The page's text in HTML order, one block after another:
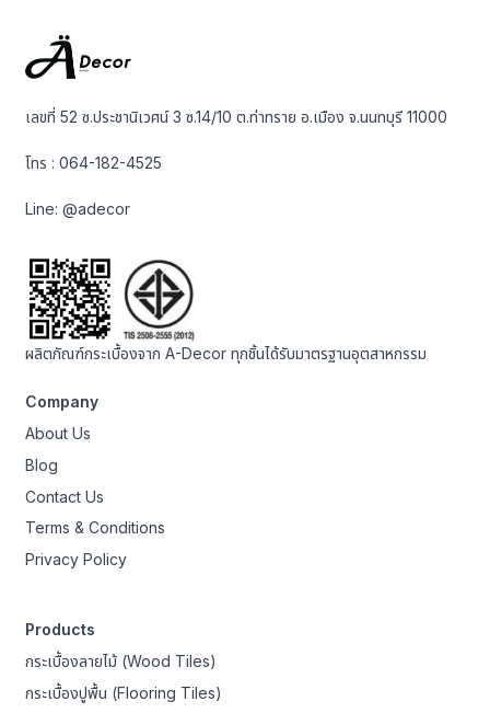
เลขที่ 52 ซ.ประชานิเวศน์ 3 ซ.14/10 ต.ท่าทราย อ.เมือง จ.นนทบุรี 11000
โทร :064-182-4525
Line:@adecor
ผลิตภัณฑ์กระเบื้องจาก A-Decor ทุกชิ้นได้รับมาตรฐานอุตสาหกรรม
Company
About Us
Blog
Contact Us
Terms & Conditions
Privacy Policy
Products
กระเบื้องลายไม้ (Wood Tiles)
กระเบื้องปูพื้น (Flooring Tiles)